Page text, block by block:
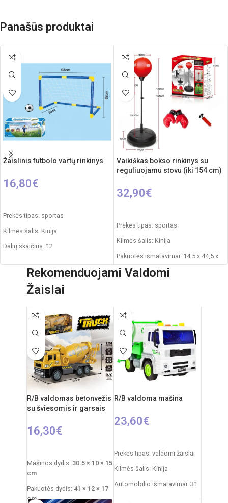
Panašūs produktai
Žaislinis futbolo vartų rinkinys
16,80€
Prekės tipas: sportas
Kilmės šalis: Kinija
Dalių skaičius: 12
Rekomenduojamas amžius: nuo 3
Vaikiškas bokso rinkinys su
reguliuojamu stovu (iki 154 cm)
32,90€
Prekės tipas: sportas
Kilmės šalis: Kinija
Pakuotės išmatavimai: 14,5 x 44,5 x
52 cm
Rekomenduojami Valdomi
Žaislai
R/B valdomas betonvežis
su šviesomis ir garsais
16,30€
Mašinos dydis: 30.5 × 10 × 15
cm
Pakuotės dydis: 41 × 12 × 17
cm
R/B valdoma mašina
23,60€
Prekės tipas: valdomi žaislai
Kilmės šalis: Kinija
Automobilio išmatavimai: 31